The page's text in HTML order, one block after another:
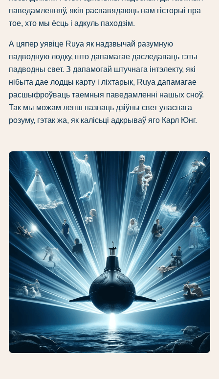
паведамленняў, якія распавядаюць нам гісторыі пра
тое, хто мы ёсць і адкуль паходзім.
А цяпер уявіце Ruya як надзвычай разумную
падводную лодку, што дапамагае даследаваць гэты
падводны свет. З дапамогай штучнага інтэлекту, які
нібыта дае лодцы карту і ліхтарык, Ruya дапамагае
расшыфроўваць таемныя паведамленні нашых сноў.
Так мы можам лепш пазнаць дзіўны свет уласнага
розуму, гэтак жа, як калісьці адкрываў яго Карл Юнг.